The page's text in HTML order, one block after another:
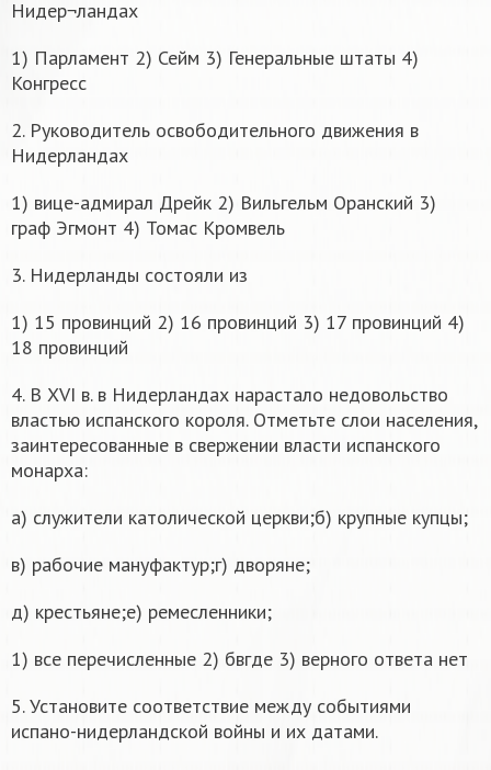
Нидер¬ландах
1) Парламент 2) Сейм 3) Генеральные штаты 4)
Конгресс
2. Руководитель освободительного движения в
Нидерландах
1) вице-адмирал Дрейк 2) Вильгельм Оранский 3)
граф Эгмонт 4) Томас Кромвель
3. Нидерланды состояли из
1) 15 провинций 2) 16 провинций 3) 17 провинций 4)
18 провинций
4. В XVI в. в Нидерландах нарастало недовольство
властью испанского короля. Отметьте слои населения,
заинтересованные в свержении власти испанского
монарха:
а) служители католической церкви;б) крупные купцы;
в) рабочие мануфактур;г) дворяне;
д) крестьяне;е) ремесленники;
1) все перечисленные 2) бвгде 3) верного ответа нет
5. Установите соответствие между событиями
испано-нидерландской войны и их датами.